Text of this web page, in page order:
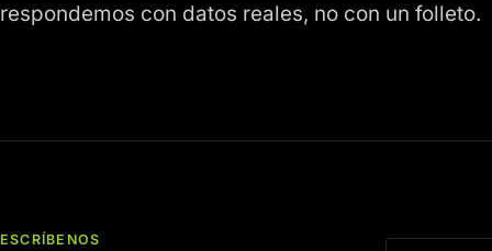
respondemos con datos reales, no con un folleto.
ESCRÍBENOS